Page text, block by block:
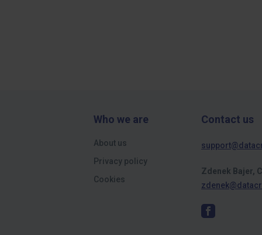
Who we are
About us
Privacy policy
Cookies
Contact us
Zdenek Bajer,